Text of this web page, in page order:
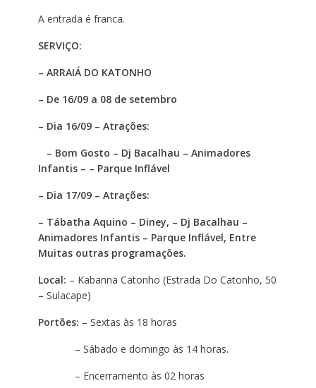
A entrada é franca.
SERVIÇO:
– ARRAIÁ DO KATONHO
– De 16/09 a 08 de setembro
– Dia 16/09 – Atrações:
– Bom Gosto – Dj Bacalhau – Animadores
Infantis – – Parque Inflável
– Dia 17/09 – Atrações:
– Tábatha Aquino – Diney, – Dj Bacalhau –
Animadores Infantis – Parque Inflável, Entre
Muitas outras programações.
Local: – Kabanna Catonho (Estrada Do Catonho, 50
– Sulacape)
Portões: – Sextas às 18 horas
– Sábado e domingo às 14 horas.
– Encerramento às 02 horas